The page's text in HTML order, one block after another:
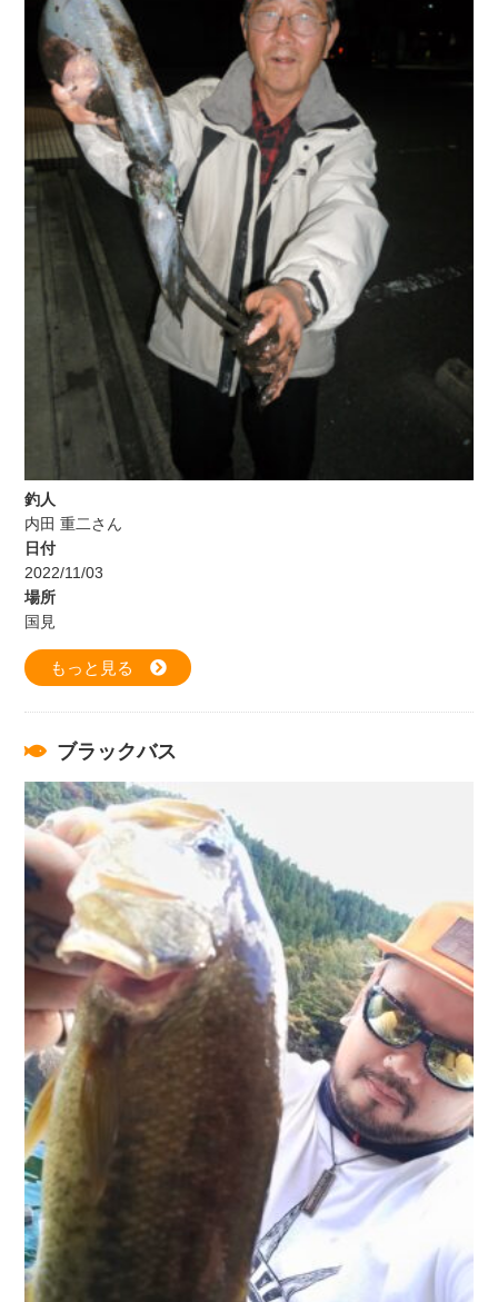
釣人
内田 重二さん
日付
2022/11/03
場所
国見
もっと見る
ブラックバス